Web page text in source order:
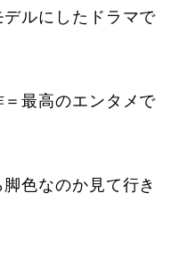
デルにしたドラマで
最高のエンタメで
色なのか見て行き